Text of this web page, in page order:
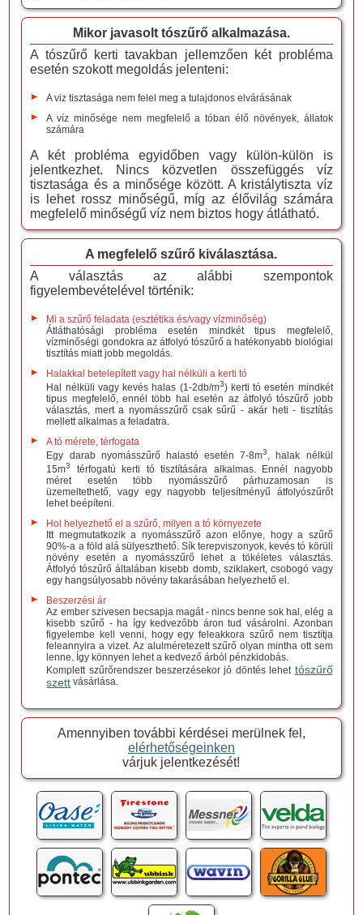
Mikor javasolt tószűrő alkalmazása.
A tószűrő kerti tavakban jellemzően két probléma
esetén szokott megoldás jelenteni:
A viz tisztasága nem felel meg a tulajdonos elvárásának
A víz minősége nem megfelelő a tóban élő növények, állatok
számára
A két probléma egyidőben vagy külön-külön is
jelentkezhet. Nincs közvetlen összefüggés víz
tisztasága és a minősége között. A kristálytiszta víz
is lehet rossz minőségű, míg az élővilág számára
megfelelő minőségű víz nem biztos hogy átlátható.
A megfelelő szűrő kiválasztása.
A választás az alábbi szempontok
figyelembevételével történik:
Mi a szűrő feladata (esztétika és/vagy vízminőség)
Átláthatósági probléma esetén mindkét tipus megfelelő,
vízminőségi gondokra az átfolyó tószűrő a hatékonyabb biológiai
tisztítás miatt jobb megoldás.
Halakkal betelepített vagy hal nélküli a kerti tó
Hal nélküli vagy kevés halas (1-2db/m3) kerti tó esetén mindkét
tipus megfelelő, ennél több hal esetén az átfolyó tószűrő jobb
választás, mert a nyomásszűrő csak sűrű - akár heti - tisztítás
mellett alkalmas a feladatra.
A tó mérete, térfogata
Egy darab nyomásszűrő halastó esetén 7-8m3, halak nélkül
15m3
térfogatú kerti tó tisztítására alkalmas. Ennél nagyobb
méret esetén több nyomásszűrő párhuzamosan is
üzemeltethető, vagy egy nagyobb teljesítményű átfolyószűrőt
lehet beépíteni.
Hol helyezhető el a szűrő, milyen a tó környezete
Itt megmutatkozik a nyomásszűrő azon előnye, hogy a szűrő
90%-a a föld alá sülyeszthető. Sík terepviszonyok, kevés tó körüli
növény esetén a nyomásszűrő lehet a tökéletes választás.
Átfolyó tószűrő általában kisebb domb, sziklakert, csobogó vagy
egy hangsúlyosabb növény takarásában helyezhető el.
Beszerzési ár
Az ember szivesen becsapja magát - nincs benne sok hal, elég a
kisebb szűrő - ha így kedvezőbb áron tud vásárolni. Azonban
figyelembe kell venni, hogy egy feleakkora szűrő nem tisztítja
feleannyira a vizet. Az alulméretezett szűrő olyan mintha ott sem
lenne. Így könnyen lehet a kedvező árból pénzkidobás.
Komplett szűrőrendszer beszerzésekor jó döntés lehet tószűrő
szett vásárlása.
Amennyiben további kérdései merülnek fel,
elérhetőségeinken
várjuk jelentkezését!